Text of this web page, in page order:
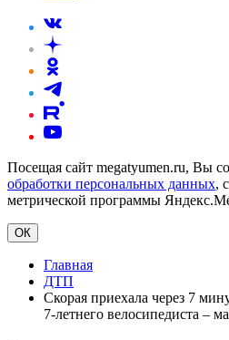
Посещая сайт megatyumen.ru, Вы
обработки персональных данных,
метрической программы
ОК
Главная
ДТП
Скорая приехала через 7
7‑летнего велосипедиста –